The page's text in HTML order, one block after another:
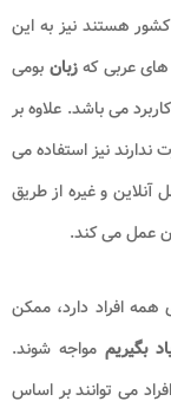
هستند نیز به این
های عربی کهزبان بومی
می باشد. علاوه بر
نیز استفاده می
آنلاین و غیره از طریق
عمل می کند.
همه افراد دارد، ممکن
بگیریممواجه شوند.
می توانند بر اساس